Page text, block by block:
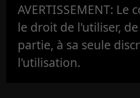
AVERTISSEMENT:
le droit de l'utiliser,
partie, à sa seule
l'utilisation.